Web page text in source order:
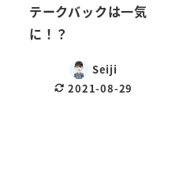
テークバックは一気
に！？
Seiji
2021-08-29